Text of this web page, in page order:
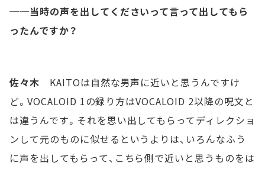
──当時の声を出してくださいって言って出してもら
ったんですか？
佐々木 KAITOは自然な男声に近いと思うんですけ
ど。VOCALOID 1の録り方はVOCALOID 2以降の呪文と
は違うんです。それを思い出してもらってディレクショ
ンして元のものに似せるというよりは、いろんなふう
に声を出してもらって、こちら側で近いと思うものをは